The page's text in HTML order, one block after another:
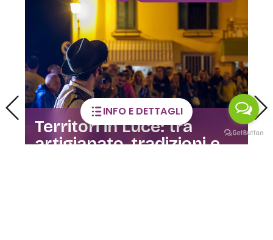
INFO E DETTAGLI
Territori in Luce: tra
artigianato, tradizioni e